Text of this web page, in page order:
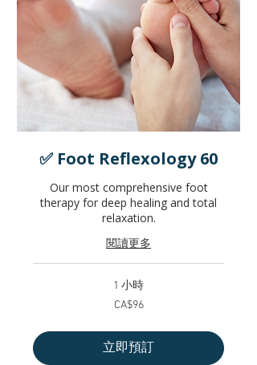
✅ Foot Reflexology 60
Our most comprehensive foot
therapy for deep healing and total
relaxation.
閱讀更多
1 小時
大
元
CA$96
立即預訂